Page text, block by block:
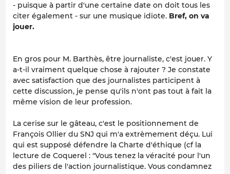
- puisque à partir d'une certaine date on doit tous les
citer également - sur une musique idiote. Bref, on va
jouer.
En gros pour M. Barthès, être journaliste, c'est jouer. Y
a-t-il vraiment quelque chose à rajouter ? Je constate
avec satisfaction que des journalistes participent à
cette discussion, je pense qu'ils n'ont pas tout à fait la
même vision de leur profession.
La cerise sur le gâteau, c'est le positionnement de
François Ollier du SNJ qui m'a extrèmement déçu. Lui
qui est supposé défendre la Charte d'éthique (cf la
lecture de Coquerel : "Vous tenez la véracité pour l'un
des piliers de l'action journalistique. Vous condamnez